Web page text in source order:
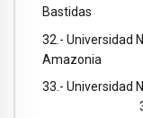
Bastidas
32.- Universidad
Amazonia
33.- Universidad
341 mil